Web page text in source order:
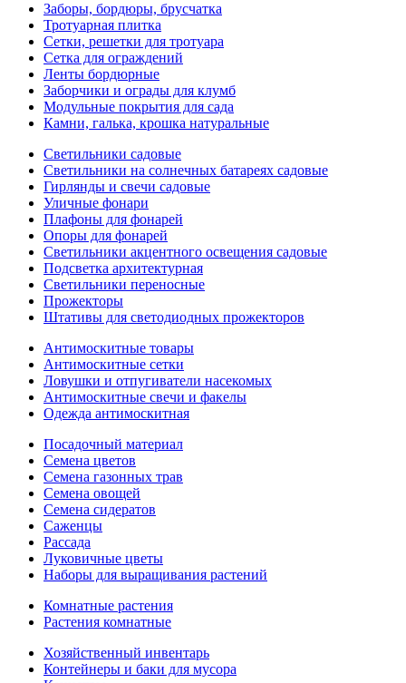
Заборы, бордюры, брусчатка
Тротуарная плитка
Сетки, решетки для тротуара
Сетка для ограждений
Ленты бордюрные
Заборчики и ограды для клумб
Модульные покрытия для сада
Камни, галька, крошка натуральные
Светильники садовые
Светильники на солнечных батареях садовые
Гирлянды и свечи садовые
Уличные фонари
Плафоны для фонарей
Опоры для фонарей
Светильники акцентного освещения садовые
Подсветка архитектурная
Светильники переносные
Прожекторы
Штативы для светодиодных прожекторов
Антимоскитные товары
Антимоскитные сетки
Ловушки и отпугиватели насекомых
Антимоскитные свечи и факелы
Одежда антимоскитная
Посадочный материал
Семена цветов
Семена газонных трав
Семена овощей
Семена сидератов
Саженцы
Рассада
Луковичные цветы
Наборы для выращивания растений
Комнатные растения
Растения комнатные
Хозяйственный инвентарь
Контейнеры и баки для мусора